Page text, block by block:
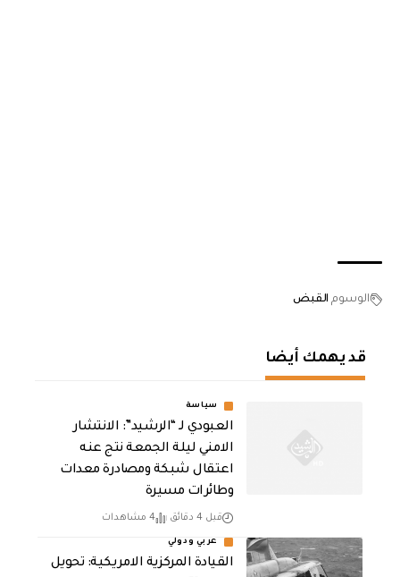
الوسوم القبض
قد يهمك أيضا
سياسة
العبودي لـ “الرشيد”: الانتشار
الامني ليلة الجمعة نتج عنه
اعتقال شبكة ومصادرة معدات
وطائرات مسيرة
قبل 4 دقائق 4 مشاهدات
عربي ودولي
القيادة المركزية الامريكية: تحويل